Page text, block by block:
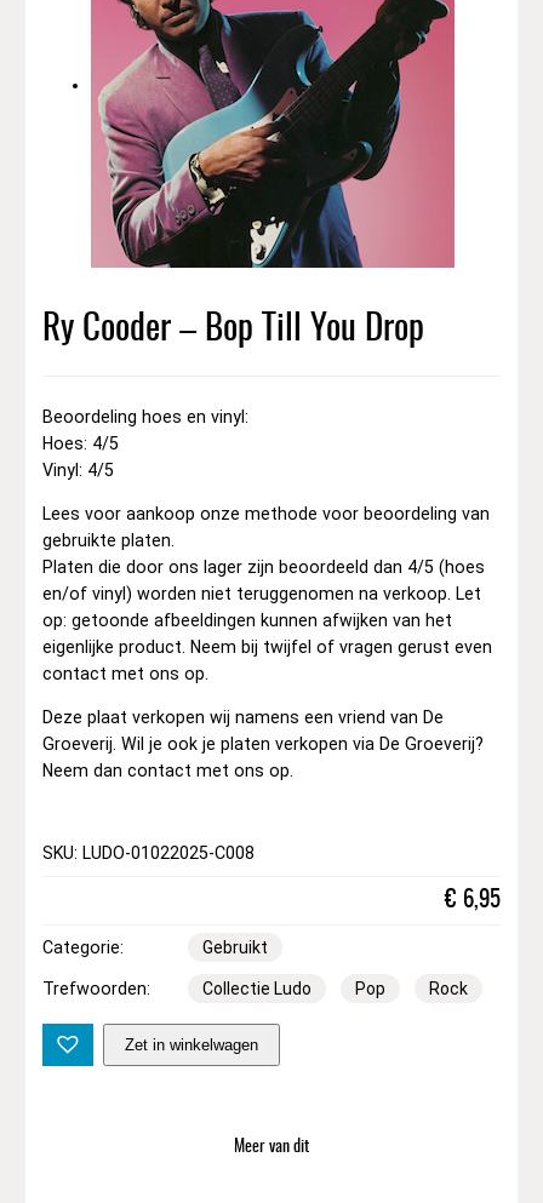
Ry Cooder – Bop Till You Drop
Beoordeling hoes en vinyl:
Hoes: 4/5
Vinyl: 4/5
Lees voor aankoop onze methode voor beoordeling van
gebruikte platen.
Platen die door ons lager zijn beoordeeld dan 4/5 (hoes
en/of vinyl) worden niet teruggenomen na verkoop. Let
op: getoonde afbeeldingen kunnen afwijken van het
eigenlijke product. Neem bij twijfel of vragen gerust even
contact met ons op.
Deze plaat verkopen wij namens een vriend van De
Groeverij. Wil je ook je platen verkopen via De Groeverij?
Neem dan contact met ons op.
SKU: LUDO-01022025-C008
€ 6,95
Categorie: Gebruikt
Trefwoorden: Collectie Ludo Pop Rock
y
o
Zet in winkelwagen
Meer van dit